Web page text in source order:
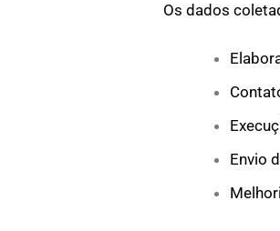
Os dados
Envio